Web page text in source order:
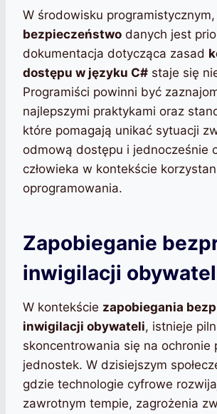
W środowisku
bezpieczeństwo danych jest
dokumentacja dotycząca zasad
dostępu w języku C# staje się
Programiści powinni być
najlepszymi praktykami oraz
które pomagają unikać sytuacji
odmową dostępu i jednocześnie
człowieka w kontekście
oprogramowania.
Zapobieganie
inwigilacji
W kontekście zapobiegania
inwigilacji obywateli, istnieje
skoncentrowania się na ochronie
jednostek. W dzisiejszym
gdzie technologie cyfrowe
zawrotnym tempie, zagrożenia